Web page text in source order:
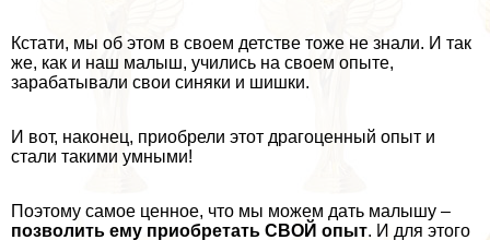
Кстати, мы об этом в своем детстве тоже не знали. И так
же, как и наш малыш, учились на своем опыте,
заpaбатывали свои синяки и шишки.
И вот, наконец, приобрели этот драгоценный опыт и
стали такими умными!
Поэтому самое ценное, что мы можем дать малышу –
позволить ему приобретать СВОЙ опыт. И для этого